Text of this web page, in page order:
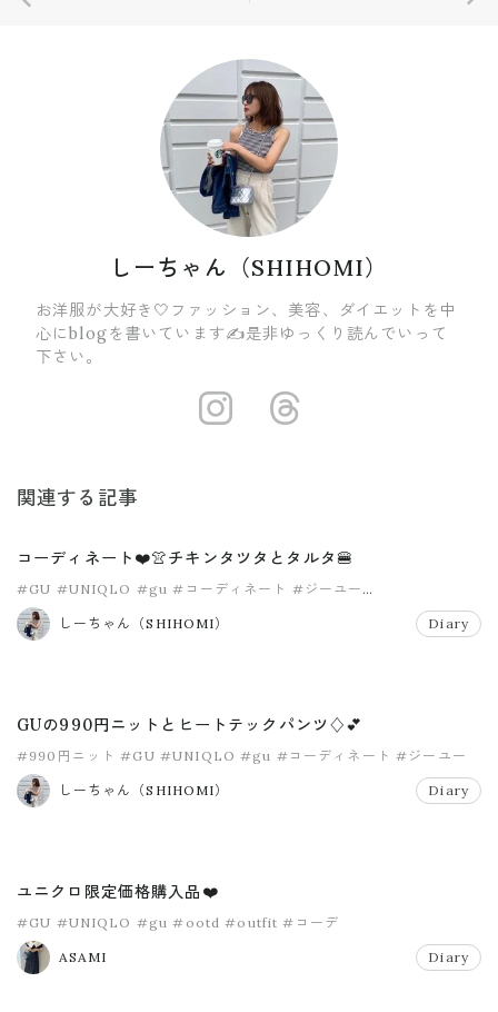
しーちゃん（SHIHOMI）
お洋服が大好き🤍ファッション、美容、ダイエットを中
心にblogを書いています✍️是非ゆっくり読んでいって
下さい。
https://
関連する記事
コーディネート❤️👚チキンタツタとタルタ🍔
#GU #UNIQLO #gu #コーディネート #ジーユー
#ヒルズスタイル
しーちゃん（SHIHOMI）
Diary
GUの990円ニットとヒートテックパンツ♢💕
#990円ニット #GU #UNIQLO #gu #コーディネート #ジーユー
しーちゃん（SHIHOMI） Diary
ユニクロ限定価格購入品❤️
#GU #UNIQLO #gu #ootd #outfit #コーデ
ASAMI Diary